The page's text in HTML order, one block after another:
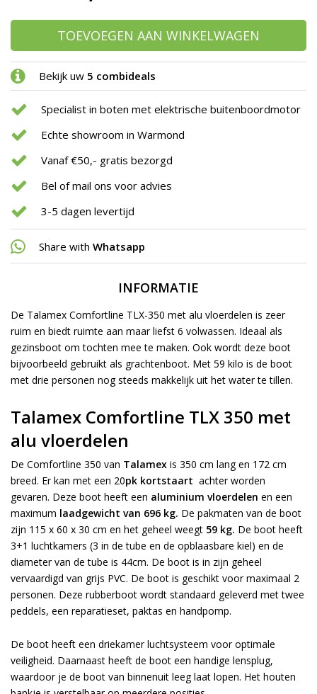
TOEVOEGEN AAN WINKELWAGEN
Bekijk uw 5 combideals
Specialist in boten met elektrische buitenboordmotor
Echte showroom in Warmond
Vanaf €50,- gratis bezorgd
Bel of mail ons voor advies
3-5 dagen levertijd
Share with Whatsapp
INFORMATIE
De Talamex Comfortline TLX-350 met alu vloerdelen is zeer
ruim en biedt ruimte aan maar liefst 6 volwassen. Ideaal als
gezinsboot om tochten mee te maken. Ook wordt deze boot
bijvoorbeeld gebruikt als grachtenboot. Met 59 kilo is de boot
met drie personen nog steeds makkelijk uit het water te tillen.
Talamex Comfortline TLX 350 met
alu vloerdelen
De Comfortline 350 van Talamex is 350 cm lang en 172 cm
breed. Er kan met een 20pk kortstaart achter worden
gevaren. Deze boot heeft een aluminium vloerdelen en een
maximum laadgewicht van 696 kg. De pakmaten van de boot
zijn 115 x 60 x 30 cm en het geheel weegt 59 kg. De boot heeft
3+1 luchtkamers (3 in de tube en de opblaasbare kiel) en de
diameter van de tube is 44cm. De boot is in zijn geheel
vervaardigd van grijs PVC. De boot is geschikt voor maximaal 2
personen. Deze rubberboot wordt standaard geleverd met twee
peddels, een reparatieset, paktas en handpomp.
De boot heeft een driekamer luchtsysteem voor optimale
veiligheid. Daarnaast heeft de boot een handige lensplug,
waardoor je de boot van binnenuit leeg laat lopen. Het houten